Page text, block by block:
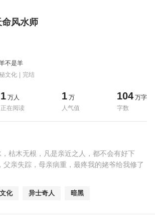
命风水师
不是羊
文化 | 完结
1 万人
正在阅读
1 万
人气值
104 万字
字数
枯木无根，凡是亲近之人，都不会有好下
父亲失踪，母亲病重，最疼我的姥爷给我修了
化 异士奇人 暗黑